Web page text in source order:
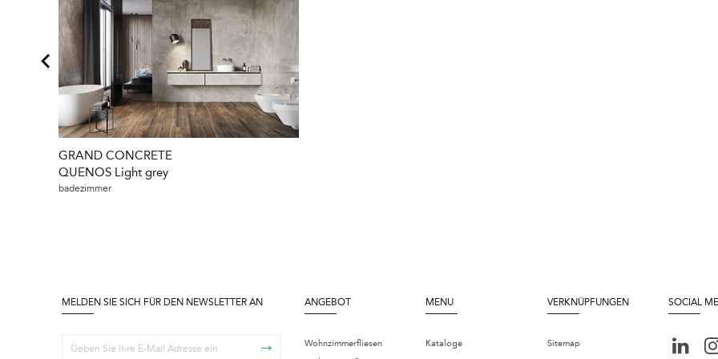
GRAND CONCRETE
QUENOS Light grey
badezimmer
MELDEN SIE SICH FÜR DEN NEWSLETTER AN ANGEBOT
Wohnzimmerfliesen
MENU
Kataloge
VERKNÜPFUNGEN
Sitemap
SOCIAL